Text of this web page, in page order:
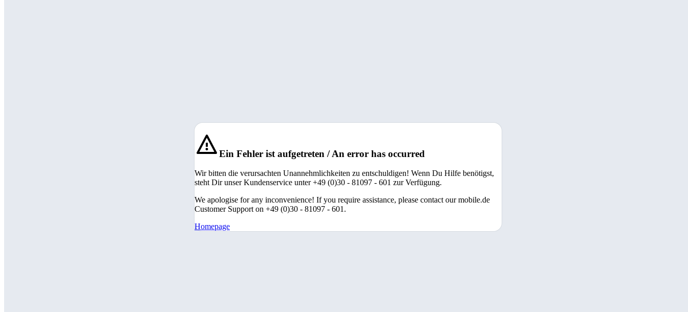
Ein Fehler ist aufgetreten / An error has occurred
Wir bitten die verursachten Unannehmlichkeiten zu entschuldigen! Wenn Du Hilfe benötigst,
steht Dir unser Kundenservice unter +49 (0)30 - 81097 - 601 zur Verfügung.
We apologise for any inconvenience! If you require assistance, please contact our mobile.de
Customer Support on +49 (0)30 - 81097 - 601.
Homepage